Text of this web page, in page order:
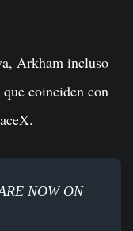
Arkham incluso
coinciden con
NOW ON